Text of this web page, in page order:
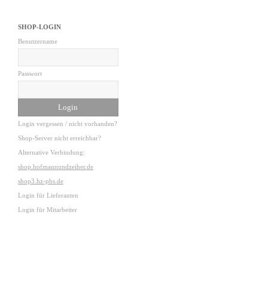
SHOP-LOGIN
Benutzername
Passwort
Login vergessen / nicht vorhanden?
Shop-Server nicht erreichbar?
Alternative Verbindung:
shop.hofmannundzeiher.de
shop3.hz-pbs.de
Login für Lieferanten
Login für Mitarbeiter